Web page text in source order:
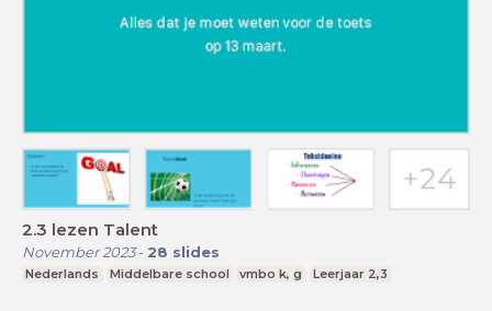
2.3 lezen Talent
November 2023- 28 slides
Nederlands Middelbare school vmbo k, g Leerjaar 2,3